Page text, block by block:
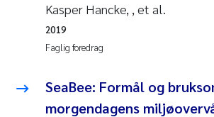
Thorjørn Larssen
Svetlana Pakhomova
Kasper Hancke, , et al.
Faglig foredrag
2019
SeaBee: Formål og
morgendagens